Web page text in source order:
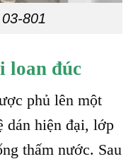
801
loan đúc
phủ lên một
dán hiện đại, lớp
thấm nước. Sau